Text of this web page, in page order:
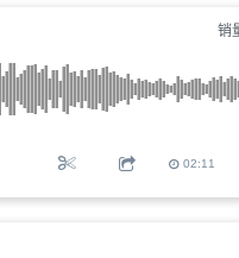
销
02:11